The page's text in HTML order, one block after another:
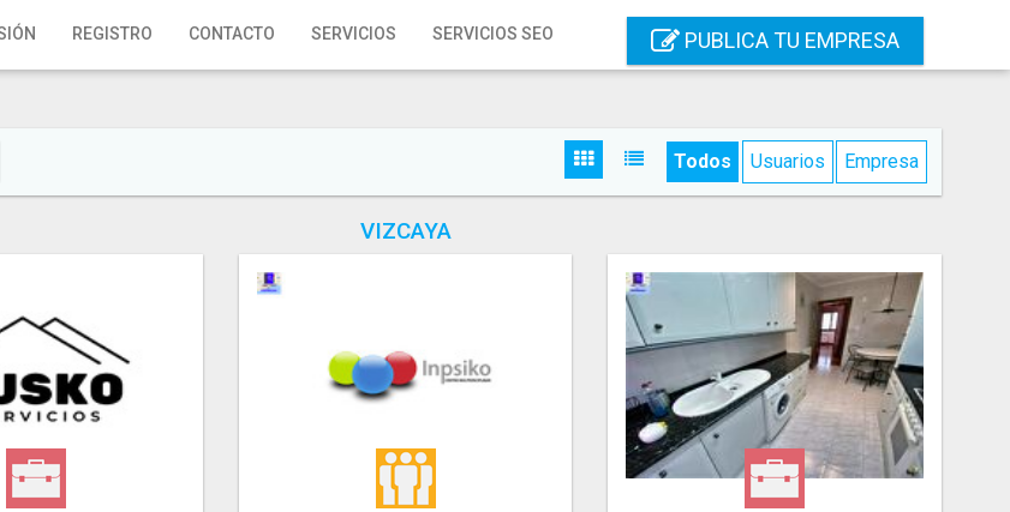
REGISTRO CONTACTO SERVICIOS SERVICIOS SEO PUBLICA TU EMPRESA
Todos Usuarios Empresa
VIZCAYA